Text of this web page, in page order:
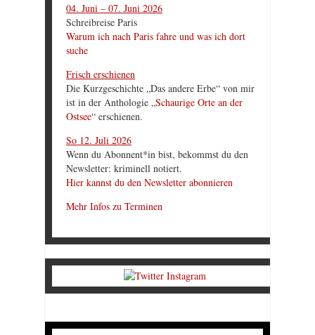
04. Juni – 07. Juni 2026
Schreibreise Paris
Warum ich nach Paris fahre und was ich dort
suche
Frisch erschienen
Die Kurzgeschichte „Das andere Erbe“ von mir
ist in der Anthologie „Schaurige Orte an der
Ostsee“ erschienen.
So 12. Juli 2026
Wenn du Abonnent*in bist, bekommst du den
Newsletter: kriminell notiert.
Hier kannst du den Newsletter abonnieren
Mehr Infos zu Terminen